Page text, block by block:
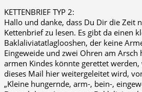
KETTENBRIEF TYP 2:
Hallo und danke, dass Du Dir die Zeit
Kettenbrief zu lesen. Es gibt da einen
Baklaliviatatlaglooshen, der keine
Eingeweide und zwei Ohren am Arsch
armen Kindes könnte gerettet
dieses Mail hier weitergeleitet wird,
„Kleine hungernde, arm-, bein-,